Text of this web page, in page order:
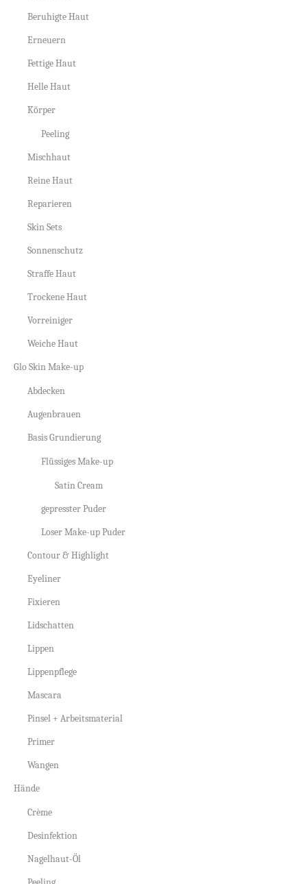
Beruhigte Haut
Erneuern
Fettige Haut
Helle Haut
Körper
Peeling
Mischhaut
Reine Haut
Reparieren
Skin Sets
Sonnenschutz
Straffe Haut
Trockene Haut
Vorreiniger
Weiche Haut
Glo Skin Make-up
Abdecken
Augenbrauen
Basis Grundierung
Flüssiges Make-up
Satin Cream
gepresster Puder
Loser Make-up Puder
Contour & Highlight
Eyeliner
Fixieren
Lidschatten
Lippen
Lippenpflege
Mascara
Pinsel + Arbeitsmaterial
Primer
Wangen
Hände
Crème
Desinfektion
Nagelhaut-Öl